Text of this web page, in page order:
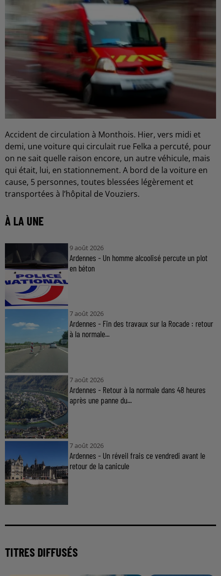
Accident de circulation à Monthois. Hier, vers midi et
demi, une voiture qui circulait rue Felka a percuté, pour
on ne sait quelle raison encore, un autre véhicule, mais
qui était, lui, en stationnement. A bord de la voiture en
cause, 5 personnes, toutes blessées légèrement et
transportées à l’hôpital de Vouziers.
À LA UNE
9 août 2026
Ardennes - Un homme alcoolisé percute un plot
en béton
7 août 2026
Ardennes - Fin des travaux sur la Rocade : retour
à la normale...
7 août 2026
Ardennes - Retour à la normale dans 48 heures
après une panne du...
7 août 2026
Ardennes - Un réveil frais ce vendredi avant le
retour de la canicule
TITRES DIFFUSÉS